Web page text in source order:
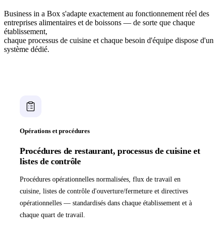
Business in a Box s'adapte exactement au fonctionnement réel des
entreprises alimentaires et de boissons — de sorte que chaque
établissement,
chaque processus de cuisine et chaque besoin d'équipe dispose d'un
système dédié.
Opérations et procédures
Procédures de restaurant, processus de cuisine et
listes de contrôle
Procédures opérationnelles normalisées, flux de travail en
cuisine, listes de contrôle d'ouverture/fermeture et directives
opérationnelles — standardisés dans chaque établissement et à
chaque quart de travail.